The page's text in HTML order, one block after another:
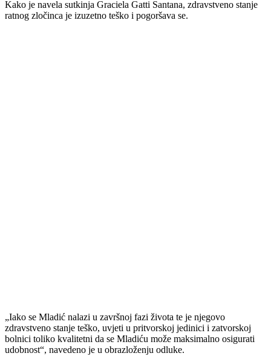
Kako je navela sutkinja Graciela Gatti Santana, zdravstveno stanje
ratnog zločinca je izuzetno teško i pogoršava se.
„Iako se Mladić nalazi u završnoj fazi života te je njegovo
zdravstveno stanje teško, uvjeti u pritvorskoj jedinici i zatvorskoj
bolnici toliko kvalitetni da se Mladiću može maksimalno osigurati
udobnost“, navedeno je u obrazloženju odluke.